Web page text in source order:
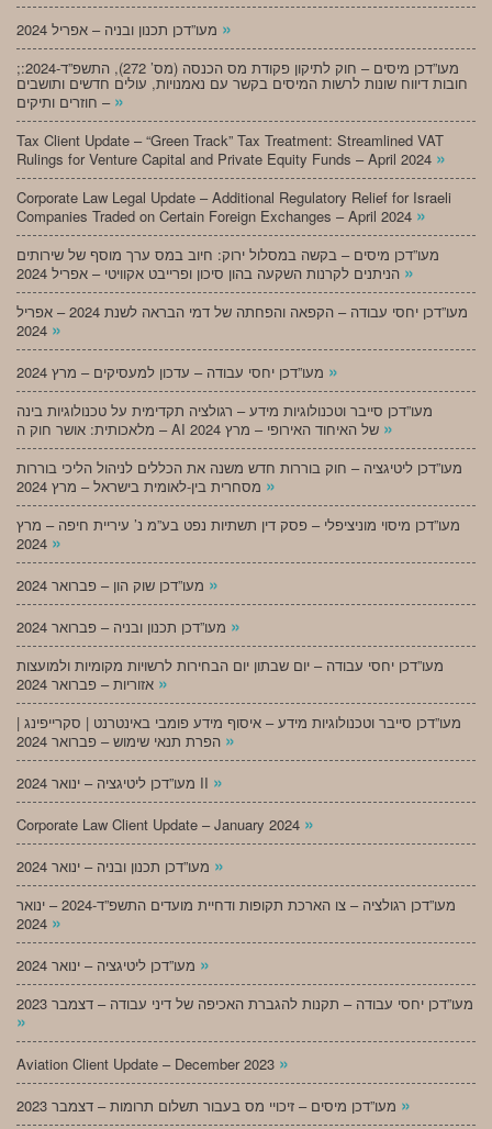
»
;מעו”דכן מיסים – חוק לתיקון פקודת מס הכנסה (מס’ 272), התשפ”ד-2024:
חובות דיווח שונות לרשות המיסים בקשר עם נאמנויות, עולים חדשים ותושבים
חוזרים ותיקים – »
Tax Client Update – “Green Track” Tax Treatment: Streamlined VAT
Rulings for Venture Capital and Private Equity Funds – April 2024 »
Corporate Law Legal Update – Additional Regulatory Relief for Israeli
Companies Traded on Certain Foreign Exchanges – April 2024 »
מעו”דכן מיסים – בקשה במסלול ירוק: חיוב במס ערך מוסף של שירותים
»
מעו”דכן יחסי עבודה – הקפאה והפחתה של דמי הבראה לשנת 2024 – אפריל
»
»
מעו”דכן סייבר וטכנולוגיות מידע – רגולציה תקדימית על טכנולוגיות בינה
»
מעו”דכן ליטיגציה – חוק בוררות חדש משנה את הכללים לניהול הליכי בוררות
»
מעו”דכן מיסוי מוניציפלי – פסק דין תשתיות נפט בע”מ נ’ עיריית חיפה – מרץ
»
»
»
מעו”דכן יחסי עבודה – יום שבתון יום הבחירות לרשויות מקומיות ולמועצות
»
מעו”דכן סייבר וטכנולוגיות מידע – איסוף מידע פומבי באינטרנט | סקרייפינג |
»
מעו”דכן ליטיגציה – ינואר 2024 II »
Corporate Law Client Update – January 2024 »
»
מעו”דכן רגולציה – צו הארכת תקופות ודחיית מועדים התשפ”ד-2024 – ינואר
»
»
מעו”דכן יחסי עבודה – תקנות להגברת האכיפה של דיני עבודה – דצמבר 2023
»
Aviation Client Update – December 2023 »
»